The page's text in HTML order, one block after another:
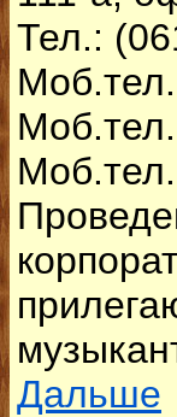
Тел.:
Дальше